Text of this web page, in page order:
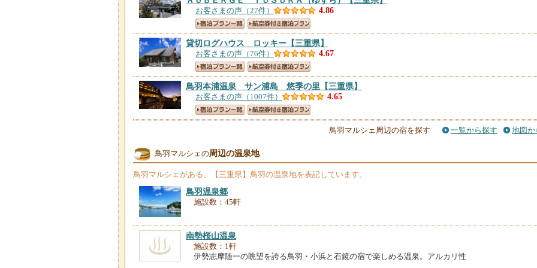
お客さまの声（27件） 4.86
貸切ログハウス ロッキー 【三重県】
お客さまの声（76件） 4.67
鳥羽本浦温泉 サン浦島 悠季の里 【三重県】
お客さまの声（1007件） 4.65
伊勢志摩の波音 海楼【三重県】
お客さまの声（216件） 4.63
浜辺の宿かめや【三重県】
鳥羽マルシェ周辺の宿を探す 一覧から探す 地図か
鳥羽マルシェの周辺の温泉地
鳥羽マルシェがある、【三重県】鳥羽の温泉地を表記しています。
鳥羽温泉郷
施設数：45軒
南勢桜山温泉
施設数：1軒
伊勢志摩随一の眺望を誇る鳥羽・小浜と石鏡の宿で楽しめる温泉。アルカリ性